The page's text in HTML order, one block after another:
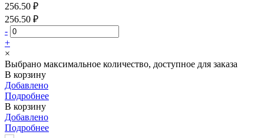
256.50 ₽
256.50 ₽
-
+
×
Выбрано максимальное количество, доступное для заказа
В корзину
Добавлено
Подробнее
В корзину
Добавлено
Подробнее